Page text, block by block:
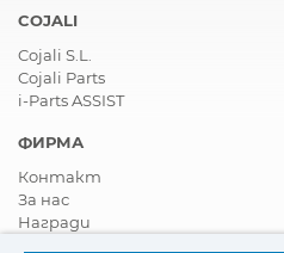
COJALI
Cojali S.L.
Cojali Parts
i-Parts ASSIST
ФИРМА
Контакт
За нас
Награди